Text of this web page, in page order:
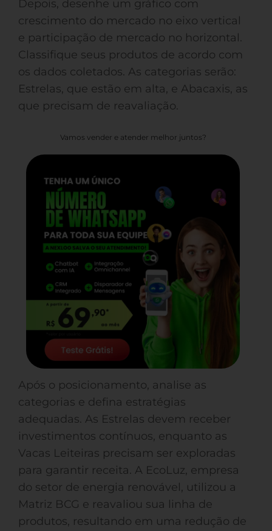
Depois, desenhe um gráfico com
crescimento do mercado no eixo vertical
e participação de mercado no horizontal.
Classifique seus produtos de acordo com
os dados coletados. As categorias serão:
Estrelas, que estão em alta, e Abacaxis, as
que precisam de reavaliação.
Vamos vender e atender melhor juntos?
Após o posicionamento, analise as
categorias e defina estratégias
adequadas. As Estrelas devem receber
investimentos contínuos, enquanto as
Vacas Leiteiras precisam ser exploradas
para garantir receita. A EcoLuz, empresa
do setor de energia renovável, utilizou a
Matriz BCG e reavaliou sua linha de
produtos, resultando em uma redução de